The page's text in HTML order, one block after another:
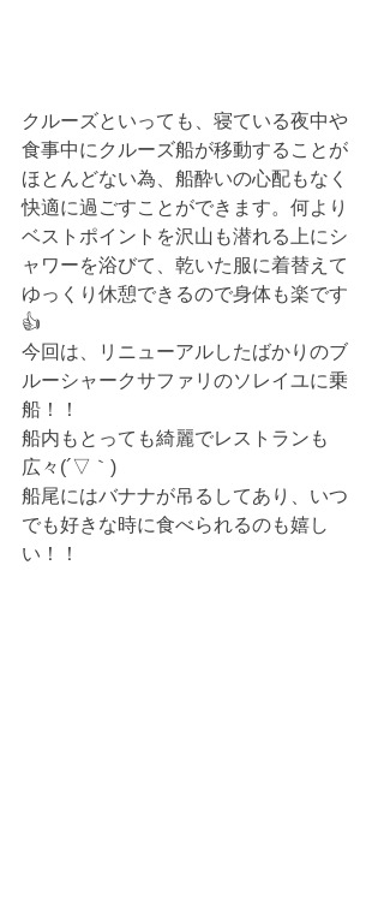
クルーズといっても、寝ている夜中や
食事中にクルーズ船が移動することが
ほとんどない為、船酔いの心配もなく
快適に過ごすことができます。何より
ベストポイントを沢山も潜れる上にシ
ャワーを浴びて、乾いた服に着替えて
ゆっくり休憩できるので身体も楽です
👍
今回は、リニューアルしたばかりのブ
ルーシャークサファリのソレイユに乗
船！！
船内もとっても綺麗でレストランも
広々(´▽｀)
船尾にはバナナが吊るしてあり、いつ
でも好きな時に食べられるのも嬉し
い！！